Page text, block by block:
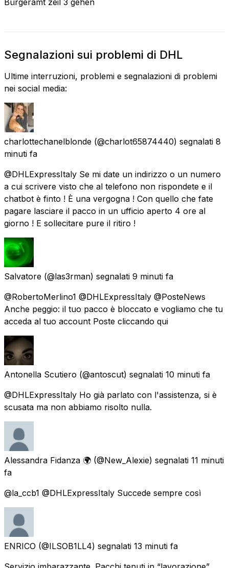
Segnalazioni sui problemi di DHL
Ultime interruzioni, problemi e segnalazioni di problemi
nei social media:
charlottechanelblonde (@charlot65874440) segnalati 8
minuti fa
@DHLExpressItaly Se mi date un indirizzo o un numero
a cui scrivere visto che al telefono non rispondete e il
chatbot è finto ! È una vergogna ! Con quello che fate
pagare lasciare il pacco in un ufficio aperto 4 ore al
giorno ! E sollecitare pure il ritiro !
Salvatore (@las3rman) segnalati 9 minuti fa
@RobertoMerlino1 @DHLExpressItaly @PosteNews
Anche peggio: il tuo pacco è bloccato e vogliamo che tu
acceda al tuo account Poste cliccando qui
Antonella Scutiero (@antoscut) segnalati 10 minuti fa
@DHLExpressItaly Ho già parlato con l'assistenza, si è
scusata ma non abbiamo risolto nulla.
Alessandra Fidanza 🌍 (@New_Alexie) segnalati 11 minuti
fa
@la_ccb1 @DHLExpressItaly Succede sempre così
ENRICO (@ILSOB1LL4) segnalati 13 minuti fa